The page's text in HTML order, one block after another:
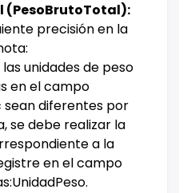
(PesoBrutoTotal):
precisión en la
unidades de peso
en el campo
sean diferentes por
se debe realizar la
a la
en el campo